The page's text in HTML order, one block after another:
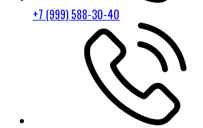
+7 (999) 588-30-40